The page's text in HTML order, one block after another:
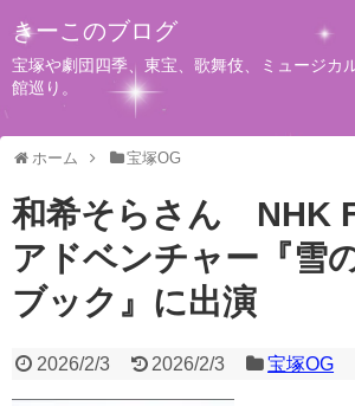
きーこのブログ
宝塚や劇団四季、東宝、歌舞伎、ミュージカ
館巡り。
ホーム 宝塚OG
和希そらさん NHK
アドベンチャー『雪
ブック』に出演
2026/2/3 2026/2/3 宝塚OG